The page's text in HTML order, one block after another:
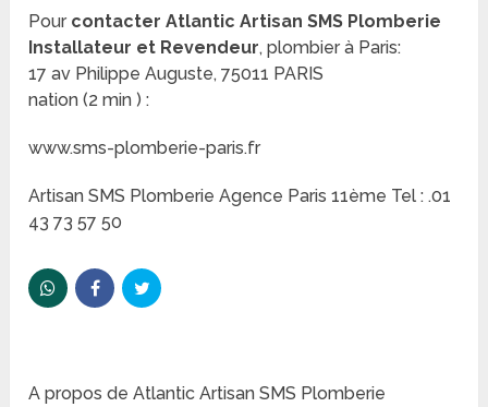
Pour contacter Atlantic Artisan SMS Plomberie
Installateur et Revendeur, plombier à Paris:
17 av Philippe Auguste, 75011 PARIS
nation (2 min ) :
www.sms-plomberie-paris.fr
Artisan SMS Plomberie Agence Paris 11ème Tel : .01
43 73 57 50
A propos de Atlantic Artisan SMS Plomberie